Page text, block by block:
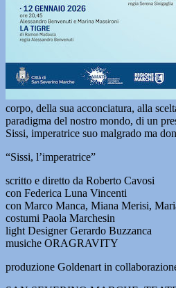
corpo, della sua acconciatura, alla
paradigma del nostro mondo, di un
Sissi, imperatrice suo malgrado ma
“Sissi, l’imperatrice”
scritto e diretto da Roberto Cavosi
con Federica Luna Vincenti
con Marco Manca, Miana Merisi,
costumi Paola Marchesin
light Designer Gerardo Buzzanca
musiche ORAGRAVITY
produzione Goldenart in